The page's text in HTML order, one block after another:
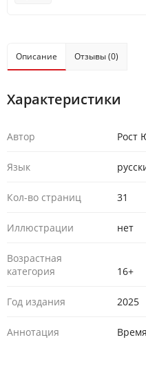
Описание Отзывы (0)
Характеристики
Автор Рост
Язык
Кол-во страниц 31
Иллюстрации нет
Возрастная
категория
16+
Год издания 2025
Аннотация